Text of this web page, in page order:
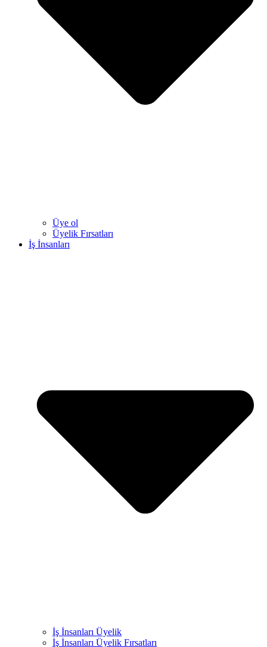
Üye ol
Üyelik Fırsatları
İş İnsanları
İş İnsanları Üyelik
İş İnsanları Üyelik Fırsatları